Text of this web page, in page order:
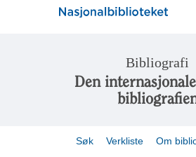
Bibliografi
Den
Søk Verkliste Om